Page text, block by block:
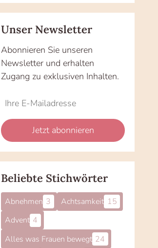
Unser Newsletter
Abonnieren Sie unseren
Newsletter und erhalten
Zugang zu exklusiven Inhalten.
Do
fill
this
field
*Ihre
Mailadresse:Jetzt abonnieren
Beliebte Stichwörter
Abnehmen 3 Achtsamkeit 15
Advent 4
Alles was Frauen bewegt 24